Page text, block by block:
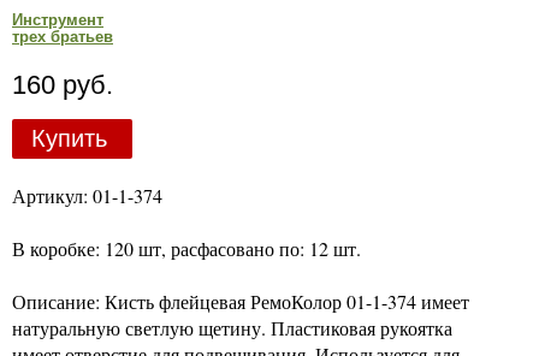
Инструмент
трех братьев
160 руб.
Купить
Артикул: 01-1-374
В коробке: 120 шт, расфасовано по: 12 шт.
Описание: Кисть флейцевая РемоКолор 01-1-374 имеет
натуральную светлую щетину. Пластиковая рукоятка